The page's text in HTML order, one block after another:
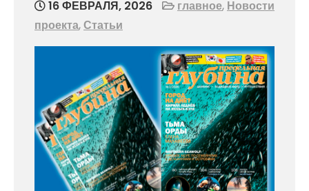
16 ФЕВРАЛЯ, 2026 главное, Новости
проекта,Статьи